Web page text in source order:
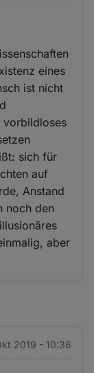
eines
ist nicht
vorbildloses
sich für
auf
Anstand
noch den
aber
2019 - 10:36